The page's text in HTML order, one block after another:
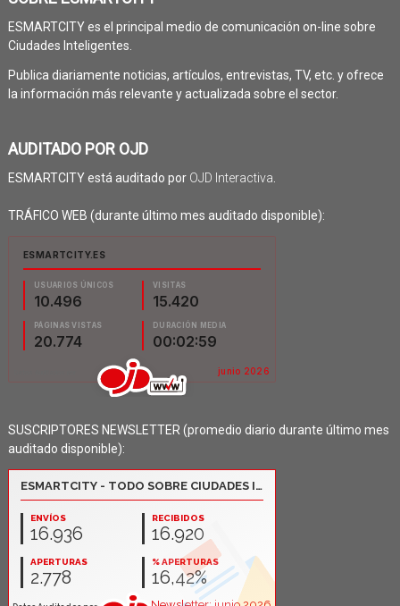
ESMARTCITY es el principal medio de comunicación on-line sobre
Ciudades Inteligentes.
Publica diariamente noticias, artículos, entrevistas, TV, etc. y ofrece
la información más relevante y actualizada sobre el sector.
AUDITADO POR OJD
ESMARTCITY está auditado por OJD Interactiva
TRÁFICO WEB (durante último mes auditado disponible):
SUSCRIPTORES NEWSLETTER (promedio diario durante último mes
auditado disponible):